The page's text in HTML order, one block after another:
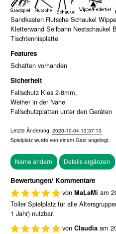
Sandkasten Rutsche Schaukel
Kletterwand Seilbahn Nestschaukel
Tischtennisplatte
Features
Schatten vorhanden
Sicherheit
Fallschutz Kies 2-8mm,
Weiher in der Nähe
Fallschutzplatten unter den Geräten
Letzte Änderung: 2020-10-04 13:37:13
Spielplatz wurde von einem Gast angelegt.
Bewertungen/ Kommentare
von MaLaMi am
Toller Spielplatz für alle
1 Jahr) nutzbar.
von Claudia am